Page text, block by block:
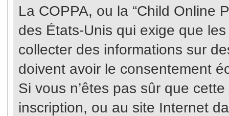
La COPPA, ou la “Child Online
des États-Unis qui exige que
collecter des informations sur
doivent avoir le consentement
Si vous n’êtes pas sûr que
inscription, ou au site Internet